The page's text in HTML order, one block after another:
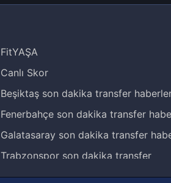
FitYAŞA
Canlı Skor
Beşiktaş son dakika transfer
Fenerbahçe son dakika transfer
Galatasaray son dakika transfer
Trabzonspor son dakika transfer